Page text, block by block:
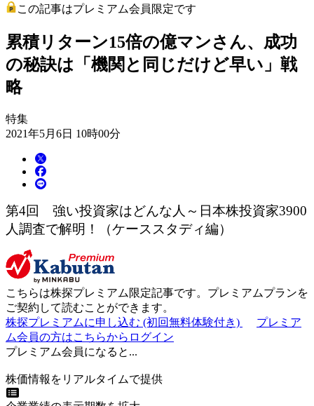
この記事はプレミアム会員限定です
累積リターン15倍の億マンさん、成功
の秘訣は「機関と同じだけど早い」戦
略
特集
2021年5月6日 10時00分
第4回 強い投資家はどんな人～日本株投資家3900
人調査で解明！（ケーススタディ編）
こちらは株探プレミアム限定記事です。プレミアムプランを
ご契約して読むことができます。
株探プレミアムに申し込む (初回無料体験付き)
プレミア
ム会員の方はこちらからログイン
プレミアム会員になると...
株価情報をリアルタイムで提供